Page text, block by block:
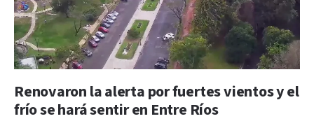
Renovaron la alerta por fuertes vientos y el
frío se hará sentir en Entre Ríos